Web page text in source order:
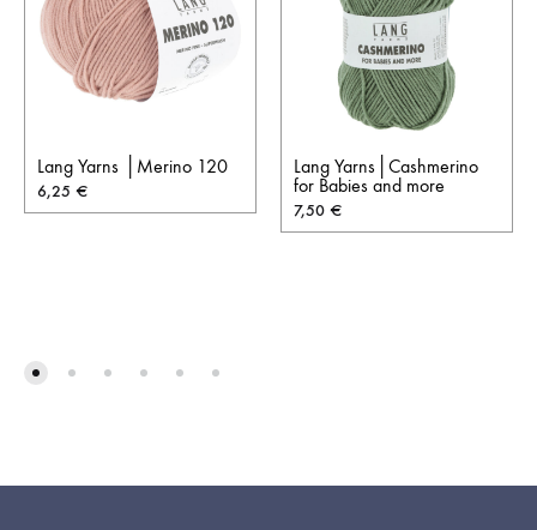
Lang Yarns │Merino 120
6,25 €
Lang Yarns│Cashmerino
for Babies and more
7,50 €